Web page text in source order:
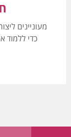
מעוניינים
כדי ללמוד